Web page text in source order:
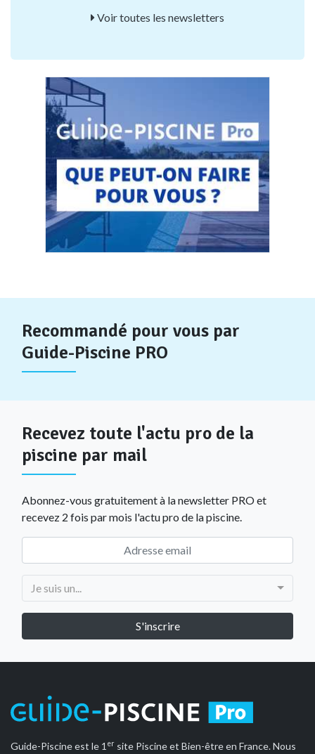
Voir toutes les newsletters
Recommandé pour vous par
Guide-Piscine PRO
Recevez toute l'actu pro de la
piscine par mail
Abonnez-vous gratuitement à la newsletter PRO et
recevez 2 fois par mois l'actu pro de la piscine.
Je suis un...
Guide-Piscine est le 1 er site Piscine et Bien-être en France. Nous